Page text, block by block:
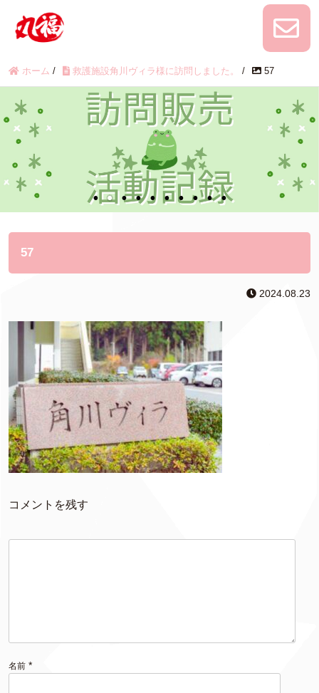
ホーム / 救護施設角川ヴィラ様に訪問しました。 / 57
57
2024.08.23
コメントを残す
名前 *